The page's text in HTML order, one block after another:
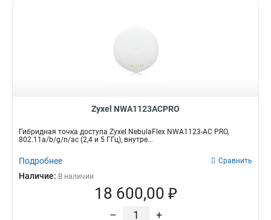
Zyxel NWA1123ACPRO
Гибридная точка доступа Zyxel NebulaFlex NWA1123-AC PRO,
802.11a/b/g/n/ac (2,4 и 5 ГГц), внутре...
Подробнее Сравнить
Наличие: В наличии
18 600,00 ₽
– +